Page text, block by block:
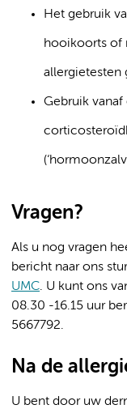
Het gebruik
hooikoorts of
allergietesten
Gebruik
Vragen?
Als u nog vragen
bericht naar ons
UMC. U kunt ons
08.30 -16.15 uur
5667792.
Na de
U bent door uw